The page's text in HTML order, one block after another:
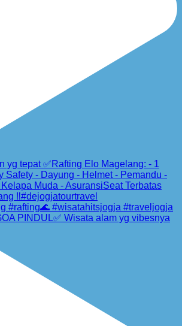
PINDUL✅ Wisata alam yg vibesnya